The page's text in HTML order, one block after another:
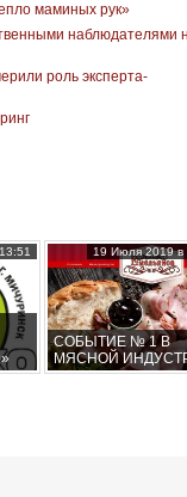
маминых рук»
наблюдателями
роль эксперта-
СОБЫТИЕ № 1 В
МЯСНОЙ
19 Июля 2019 в